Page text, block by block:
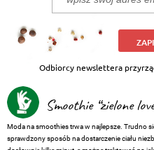
Odbiorcy newslettera
Smoothie “zielone
Moda na smoothies trwa w najlepsze. Trudno
sprawdzony sposób na dostarczenie ciału